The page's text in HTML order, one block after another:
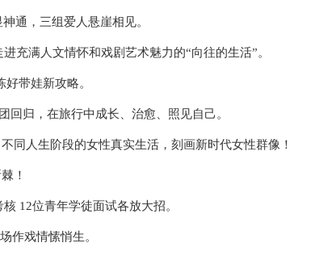
通，三组爱人悬崖相见。
充满人文情怀和戏剧艺术魅力的“向往的生活”。
好带娃新攻略。
回归，在旅行中成长、治愈、照见自己。
同人生阶段的女性真实生活，刻画新时代女性群像！
！
12位青年学徒面试各放大招。
作戏情愫悄生。